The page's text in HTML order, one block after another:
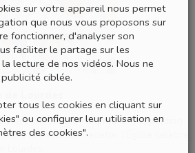
anniversaire de la première apparition
à la petite Bernadette, l’Église célèbre
sur votre appareil nous permet
que nous vous proposons sur
fonctionner, d'analyser son
faciliter le partage sur les
lecture de nos vidéos. Nous ne
ciblée.
tous les cookies en cliquant sur
ou configurer leur utilisation en
des cookies".